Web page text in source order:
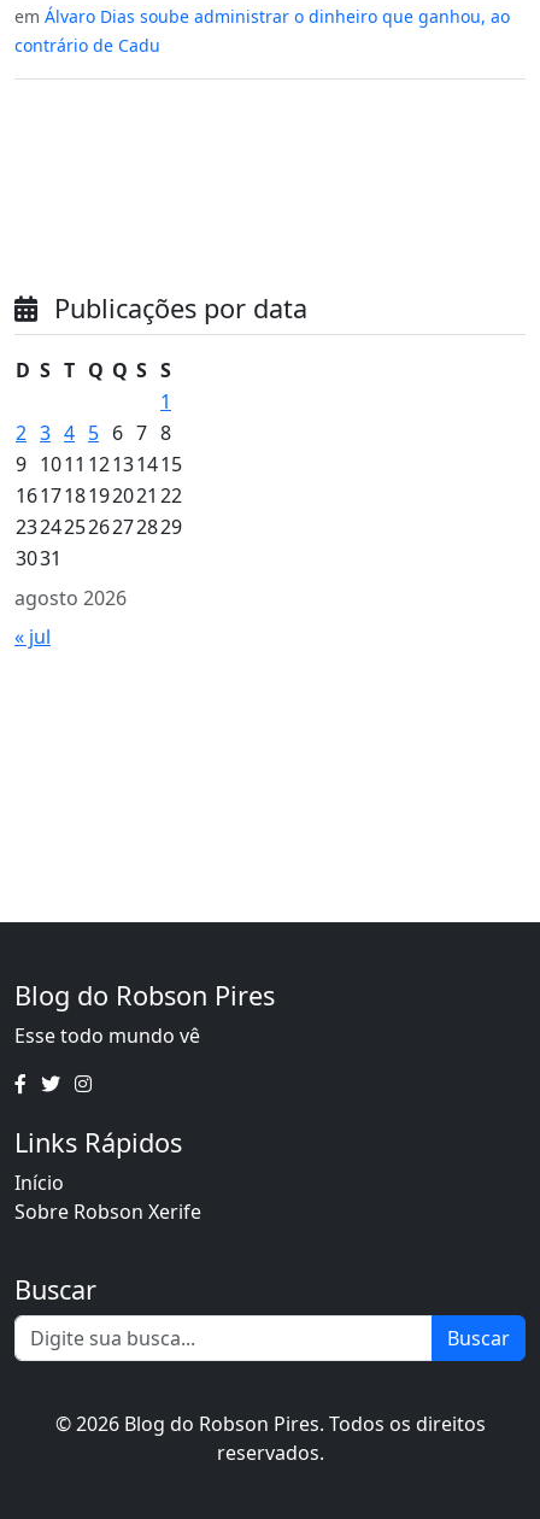
em Álvaro Dias soube administrar o dinheiro que ganhou, ao
contrário de Cadu
Publicações por data
agosto 2026
D S T Q Q S S
1
2 3 4 5 6 7 8
9 1011 12131415
161718192021 22
23242526272829
3031
« jul
Blog do Robson Pires
Esse todo mundo vê
Links Rápidos
Início
Sobre Robson Xerife
Buscar
Buscar
© 2026 Blog do Robson Pires. Todos os direitos
reservados.